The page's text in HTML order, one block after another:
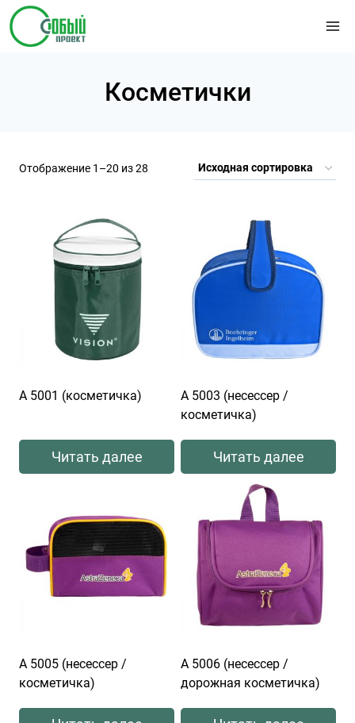
Перейти
содержимому
Косметички
Отображение 1–20 из 28
А 5001 (косметичка)
Читать далее
А 5003 (несессер /
косметичка)
Читать далее
А 5005 (несессер /
косметичка)
А 5006 (несессер /
дорожная косметичка)